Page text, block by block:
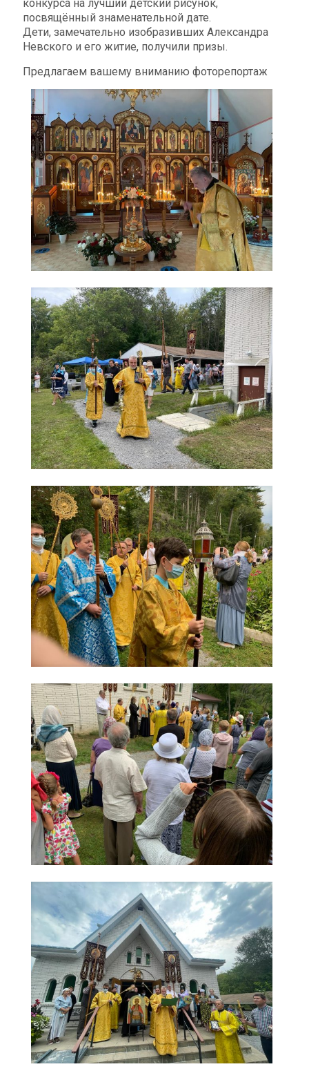
конкурса на лучший детский рисунок,
посвящённый знаменательной дате.
Дети, замечательно изобразивших Александра
Невского и его житие, получили призы.
Предлагаем вашему вниманию фоторепортаж